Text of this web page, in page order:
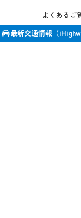
よくあるご
最新交通情報（